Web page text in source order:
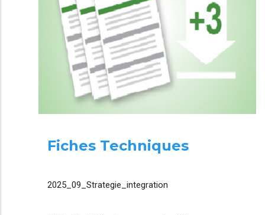
Fiches Techniques
2025_09_Strategie_integration